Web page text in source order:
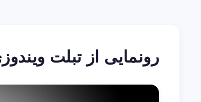
رونمایی از تبلت